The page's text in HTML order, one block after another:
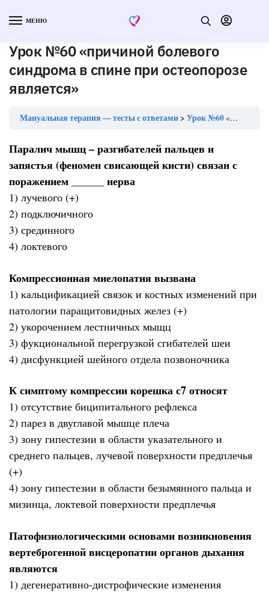
МЕНЮ
Урок №60 «причиной болевого
синдрома в спине при остеопорозе
является»
Мануальная терапия — тесты с ответами Урок №60 «причиной болевого синдрома в спине при остеопорозе является»
Паралич мышц – разгибателей пальцев и
запястья (феномен свисающей кисти) связан с
поражением ______ нерва
1) лучевого (+)
2) подключичного
3) срединного
4) локтевого
Компрессионная миелопатия вызвана
1) кальцификацией связок и костных изменений при
патологии паращитовидных желез (+)
2) укорочением лестничных мыщц
3) фукциональной перегрузкой сгибателей шеи
4) дисфункцией шейного отдела позвоночника
К симптому компрессии корешка с7 относят
1) отсутствие биципитального рефлекса
2) парез в двуглавой мышце плеча
3) зону гипестезии в области указательного и
среднего пальцев, лучевой поверхности предплечья
(+)
4) зону гипестезии в области безымянного пальца и
мизинца, локтевой поверхности предплечья
Патофизиологическими основами возникновения
вертеброгенной висцеропатии органов дыхания
являются
1) дегенеративно-дистрофические изменения